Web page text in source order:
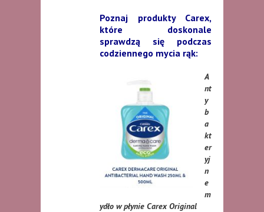
Poznaj produkty Carex,
które doskonale
sprawdzą się podczas
codziennego mycia rąk:
A
nt
y
b
a
kt
er
yj
n
e
m
ydło w płynie Carex Original